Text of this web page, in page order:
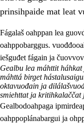
2. Oahppama
2.1 Sosiála
prinsihpaide mat leat
Fágalaš oahppan lea
oahppobarggus.
iešguđet fágain ja
Gealbu lea máhttit
máhttá birget
oktavuođain ja
smiehttat ja kritihkalaččat
Gealbodoahpaga
oahppoplánabargui ja